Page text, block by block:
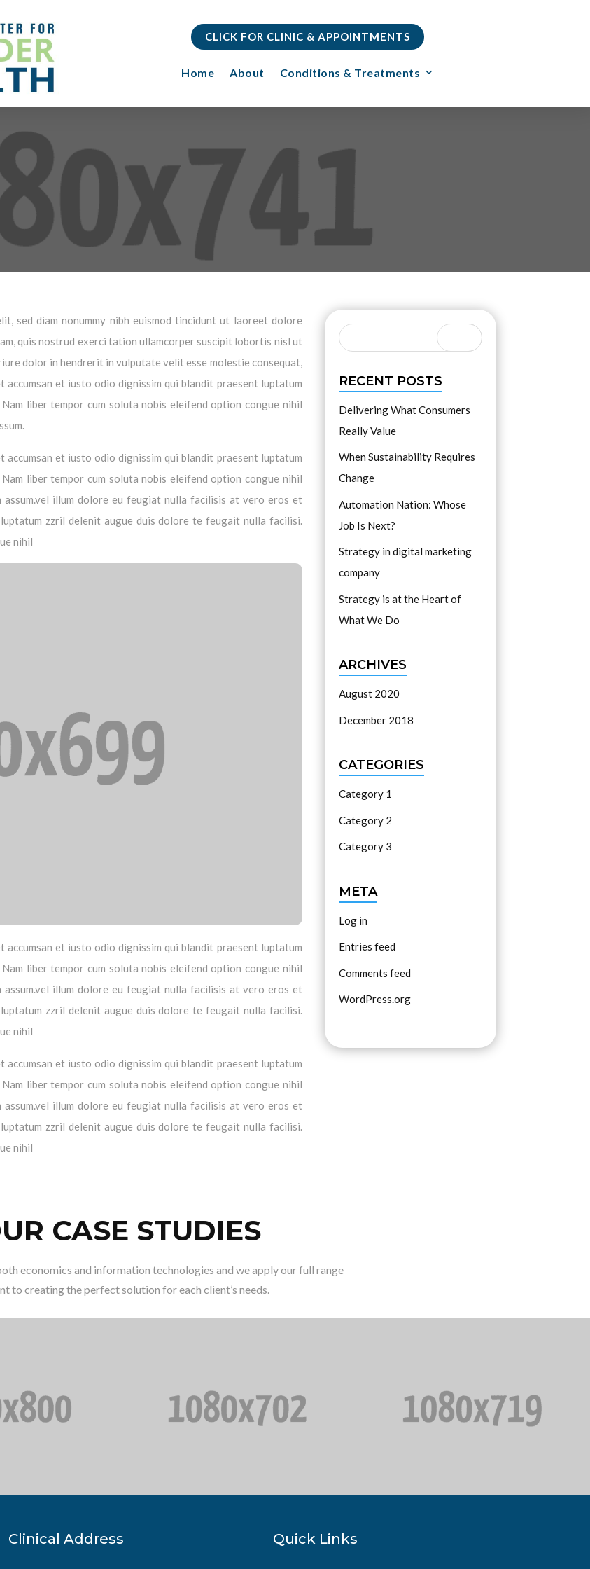
CLICK FOR CLINIC & APPOINTMENTS
Home About Conditions & Treatments
sed diam nonummy nibh euismod tincidunt ut laoreet dolore
quis nostrud exerci tation ullamcorper suscipit lobortis nisl ut
dolor in hendrerit in vulputate velit esse molestie consequat,
et iusto odio dignissim qui blandit praesent luptatum
liber tempor cum soluta nobis eleifend option congue nihil
et iusto odio dignissim qui blandit praesent luptatum
liber tempor cum soluta nobis eleifend option congue nihil
assum.vel illum dolore eu feugiat nulla facilisis at vero eros et
zzril delenit augue duis dolore te feugait nulla facilisi.
nihil
et iusto odio dignissim qui blandit praesent luptatum
liber tempor cum soluta nobis eleifend option congue nihil
assum.vel illum dolore eu feugiat nulla facilisis at vero eros et
zzril delenit augue duis dolore te feugait nulla facilisi.
nihil
et iusto odio dignissim qui blandit praesent luptatum
liber tempor cum soluta nobis eleifend option congue nihil
assum.vel illum dolore eu feugiat nulla facilisis at vero eros et
zzril delenit augue duis dolore te feugait nulla facilisi.
nihil
RECENT POSTS
Delivering What Consumers
Really Value
When Sustainability Requires
Change
Automation Nation: Whose
Job Is Next?
Strategy in digital marketing
company
Strategy is at the Heart of
What We Do
ARCHIVES
August 2020
December 2018
CATEGORIES
Category 1
Category 2
Category 3
META
Log in
Entries feed
Comments feed
WordPress.org
CASE STUDIES
economics and information technologies and we apply our full range
to creating the perfect solution for each client’s needs.
Clinical Address Quick Links